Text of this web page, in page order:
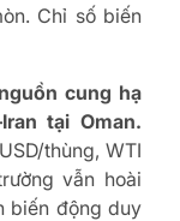
Chỉ số biến
cung hạ
tại Oman.
thùng, WTI
vẫn hoài
biến động duy